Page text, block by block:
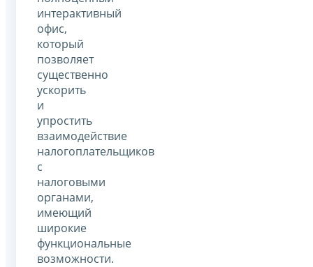
интерактивный
офис,
который
позволяет
существенно
ускорить
и
упростить
взаимодействие
налогоплательщиков
с
налоговыми
органами,
имеющий
широкие
функциональные
возможности.